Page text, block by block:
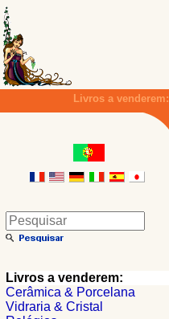
Livros a venderem:
Livros a venderem:
Cerâmica & Porcelana
Vidraria & Cristal